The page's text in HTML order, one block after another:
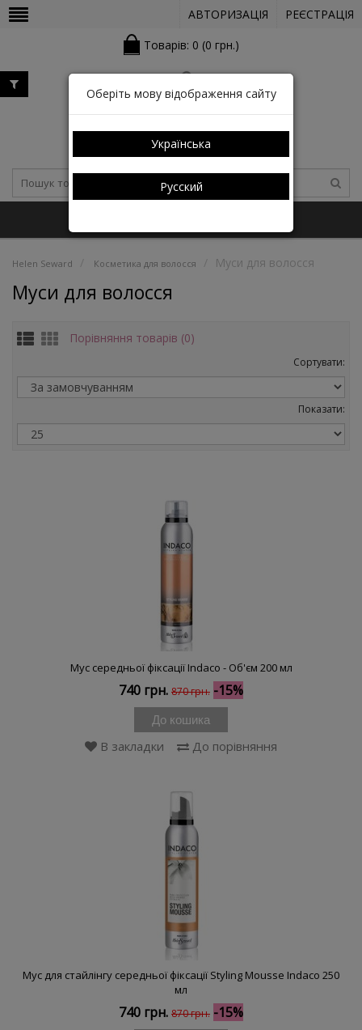
АВТОРИЗАЦІЯ
РЕЄСТРАЦІЯ
Товарів: 0 (0 грн.)
Helen Seward Косметика для волосся Муси для волосся
Муси для волосся
Порівняння товарів (0)
Сортувати:
Показати:
Мус середньої фіксації Indaco - Об'єм 200 мл
740 грн. 870 грн. -15%
До кошика
В закладки До порівняння
Мус для стайлінгу середньої фіксації Styling Mousse Indaco 250
мл
740 грн. 870 грн. -15%
Оберіть мову відображення сайту
Українська
Русский